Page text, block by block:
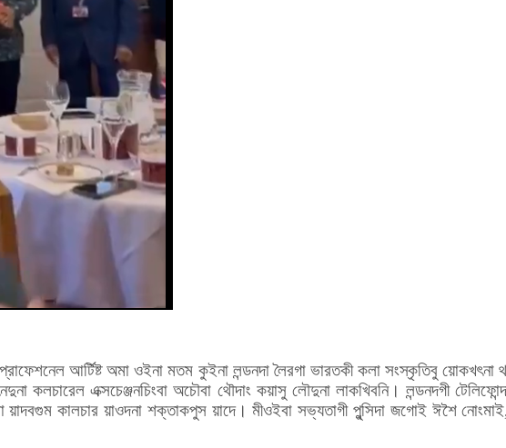
প্রোফেশনেল আর্টিষ্ট অমা ওইনা মতম কুইনা লন্ডনদা লৈরগা ভারতকী কলা সংস্কৃতিবু
কলচারেল এক্সচেঞ্জনচিংবা অচৌবা থৌদাং কয়াসু লৌদুনা লাকখিবনি। লন্ডনদগী
কালচার য়াওদনা শক্তাকপুস য়াদে। মীওইবা সভ্যতাগী পুন্সিদা জগোই ঈশৈ